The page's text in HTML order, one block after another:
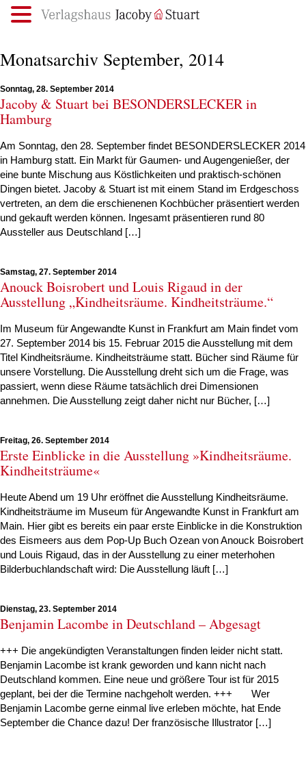
Monatsarchiv September, 2014
Sonntag, 28. September 2014
Jacoby & Stuart bei BESONDERSLECKER in
Hamburg
Am Sonntag, den 28. September findet BESONDERSLECKER 2014
in Hamburg statt. Ein Markt für Gaumen- und Augengenießer, der
eine bunte Mischung aus Köstlichkeiten und praktisch-schönen
Dingen bietet. Jacoby & Stuart ist mit einem Stand im Erdgeschoss
vertreten, an dem die erschienenen Kochbücher präsentiert werden
und gekauft werden können. Ingesamt präsentieren rund 80
Aussteller aus Deutschland […]
Samstag, 27. September 2014
Anouck Boisrobert und Louis Rigaud in der
Ausstellung „Kindheitsräume. Kindheitsträume.“
Im Museum für Angewandte Kunst in Frankfurt am Main findet vom
27. September 2014 bis 15. Februar 2015 die Ausstellung mit dem
Titel Kindheitsräume. Kindheitsträume statt. Bücher sind Räume für
unsere Vorstellung. Die Ausstellung dreht sich um die Frage, was
passiert, wenn diese Räume tatsächlich drei Dimensionen
annehmen. Die Ausstellung zeigt daher nicht nur Bücher, […]
Freitag, 26. September 2014
Erste Einblicke in die Ausstellung »Kindheitsräume.
Kindheitsträume«
Heute Abend um 19 Uhr eröffnet die Ausstellung Kindheitsräume.
Kindheitsträume im Museum für Angewandte Kunst in Frankfurt am
Main. Hier gibt es bereits ein paar erste Einblicke in die Konstruktion
des Eismeers aus dem Pop-Up Buch Ozean von Anouck Boisrobert
und Louis Rigaud, das in der Ausstellung zu einer meterhohen
Bilderbuchlandschaft wird: Die Ausstellung läuft […]
Dienstag, 23. September 2014
Benjamin Lacombe in Deutschland – Abgesagt
+++ Die angekündigten Veranstaltungen finden leider nicht statt.
Benjamin Lacombe ist krank geworden und kann nicht nach
Deutschland kommen. Eine neue und größere Tour ist für 2015
geplant, bei der die Termine nachgeholt werden. +++ Wer
Benjamin Lacombe gerne einmal live erleben möchte, hat Ende
September die Chance dazu! Der französische Illustrator […]